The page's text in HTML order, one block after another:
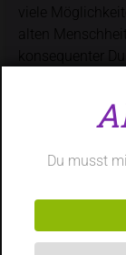
viele
alten
konsequenter
mitzumachen,
dieser
Du musst